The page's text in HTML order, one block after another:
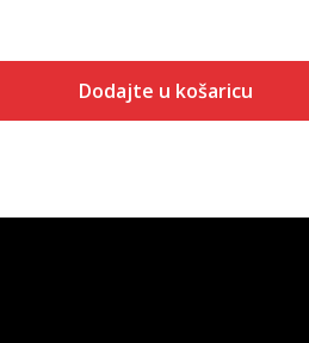
Dodajte u košaricu